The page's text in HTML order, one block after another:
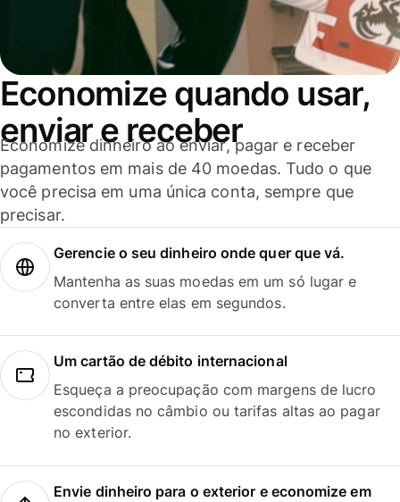
Economize quando usar,
enviar e receber
Economize dinheiro ao enviar, pagar e receber
pagamentos em mais de 40 moedas. Tudo o que
você precisa em uma única conta, sempre que
precisar.
Gerencie o seu dinheiro onde quer que vá.
Mantenha as suas moedas em um só lugar e
converta entre elas em segundos.
Um cartão de débito internacional
Esqueça a preocupação com margens de lucro
escondidas no câmbio ou tarifas altas ao pagar
no exterior.
Envie dinheiro para o exterior e economize em